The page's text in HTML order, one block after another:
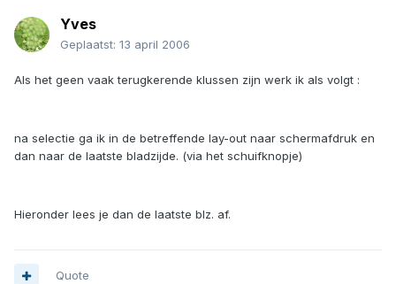
Yves
Geplaatst: 13 april 2006
Als het geen vaak terugkerende klussen zijn werk ik als volgt :
na selectie ga ik in de betreffende lay-out naar schermafdruk en
dan naar de laatste bladzijde. (via het schuifknopje)
Hieronder lees je dan de laatste blz. af.
Quote